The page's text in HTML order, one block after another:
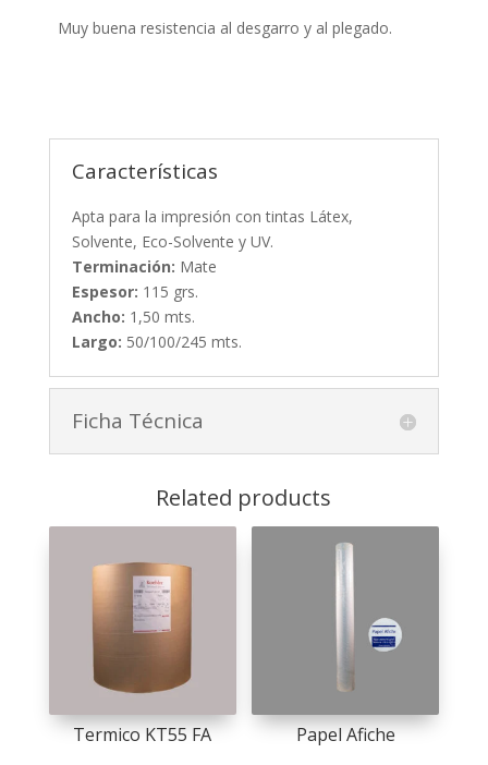
Muy buena resistencia al desgarro y al plegado.
Características
Apta para la impresión con tintas Látex,
Solvente, Eco-Solvente y UV.
Terminación: Mate
Espesor: 115 grs.
Ancho: 1,50 mts.
Largo: 50/100/245 mts.
Ficha Técnica
Related products
Termico KT55 FA Papel Afiche